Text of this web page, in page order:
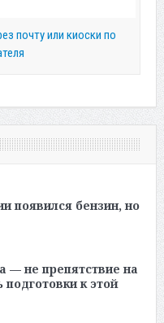
почту или киоски по
появился бензин, но
— не препятствие на
подготовки к этой